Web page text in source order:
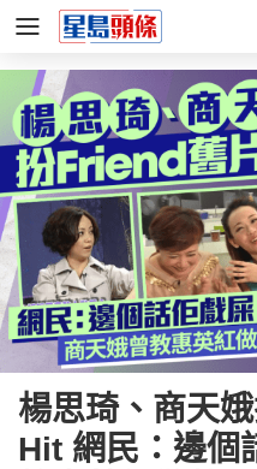
楊思琦、商天
Hit 網民：邊個